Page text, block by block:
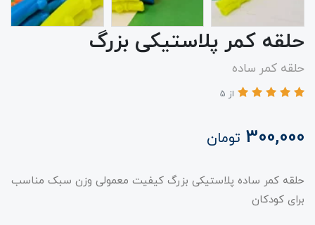
حلقه کمر پلاستیکی بزرگ
حلقه کمر ساده
از 5
300,000 تومان
حلقه کمر ساده پلاستیکی بزرگ کیفیت معمولی وزن سبک مناسب
برای کودکان